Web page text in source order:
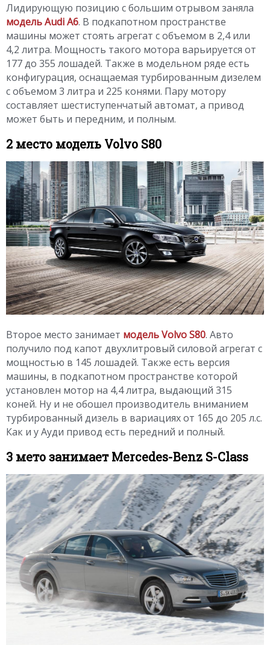
Лидирующую позицию с большим отрывом заняла
модель Audi A6. В подкапотном пространстве
машины может стоять агрегат с объемом в 2,4 или
4,2 литра. Мощность такого мотора варьируется от
177 до 355 лошадей. Также в модельном ряде есть
конфигурация, оснащаемая турбированным дизелем
с объемом 3 литра и 225 конями. Пару мотору
составляет шестиступенчатый автомат, а привод
может быть и передним, и полным.
2 место модель Volvo S80
Второе место занимает модель Volvo S80. Авто
получило под капот двухлитровый силовой агрегат с
мощностью в 145 лошадей. Также есть версия
машины, в подкапотном пространстве которой
установлен мотор на 4,4 литра, выдающий 315
коней. Ну и не обошел производитель вниманием
турбированный дизель в вариациях от 165 до 205 л.с.
Как и у Ауди привод есть передний и полный.
3 мето занимает Mercedes-Benz S-Class